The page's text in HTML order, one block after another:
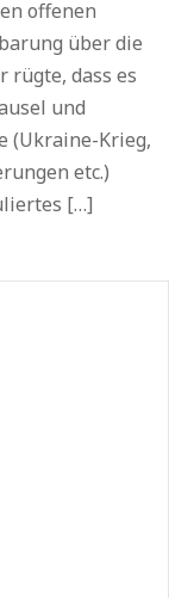
offenen
über die
rügte, dass es
und
(Ukraine-Krieg,
etc.)
[…]